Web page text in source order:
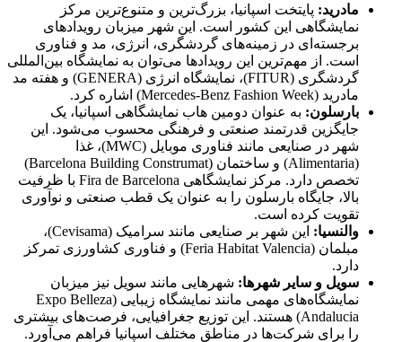
مادرید: پایتخت اسپانیا، بزرگ‌ترین و متنوع‌ترین مرکز
نمایشگاهی این کشور است. این شهر میزبان رویدادهای
برجسته‌ای در زمینه‌های گردشگری، انرژی، مد و فناوری
است. از مهم‌ترین این رویدادها می‌توان به نمایشگاه بین‌المللی
گردشگری (FITUR)، نمایشگاه انرژی (GENERA) و هفته مد
مادرید (Mercedes-Benz Fashion Week) اشاره کرد.
بارسلون: به عنوان دومین هاب نمایشگاهی اسپانیا، یک
جایگزین قدرتمند صنعتی و فرهنگی محسوب می‌شود. این
شهر در صنایعی مانند فناوری موبایل (MWC)، غذا
(Alimentaria) و ساختمان (Barcelona Building Construmat)
تخصص دارد. مرکز نمایشگاهی Fira de Barcelona با ظرفیت
بالا، جایگاه بارسلون را به عنوان یک قطب صنعتی و نوآوری
تقویت کرده است.
والنسیا:
این شهر بر صنایعی مانند سرامیک (Cevisama)،
مبلمان (Feria Habitat Valencia) و فناوری کشاورزی تمرکز
دارد.
سویل و سایر شهرها: شهرهایی مانند سویل نیز میزبان
نمایشگاه‌های مهمی مانند نمایشگاه زیبایی (Expo Belleza
Andalucia) هستند. این توزیع جغرافیایی، فرصت‌های بیشتری
را برای شرکت‌ها در مناطق مختلف اسپانیا فراهم می‌آورد.